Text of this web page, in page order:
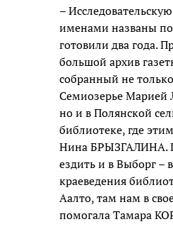
–
именами названы
готовили два года.
большой архив
собранный не
Семиозерье
но и в Полянской
библиотеке, где
Нина БРЫЗГАЛИНА.
ездить и в Выборг –
краеведения
Аалто, там нам в
помогала Тамара